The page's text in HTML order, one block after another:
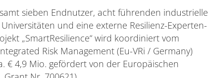
sieben Endnutzer, acht führenden industrielle
und eine externe Resilienz-Experten-
„SmartResilience“ wird koordiniert vom
Risk Management (Eu-VRi / Germany)
€ 4,9 Mio. gefördert von der Europäischen